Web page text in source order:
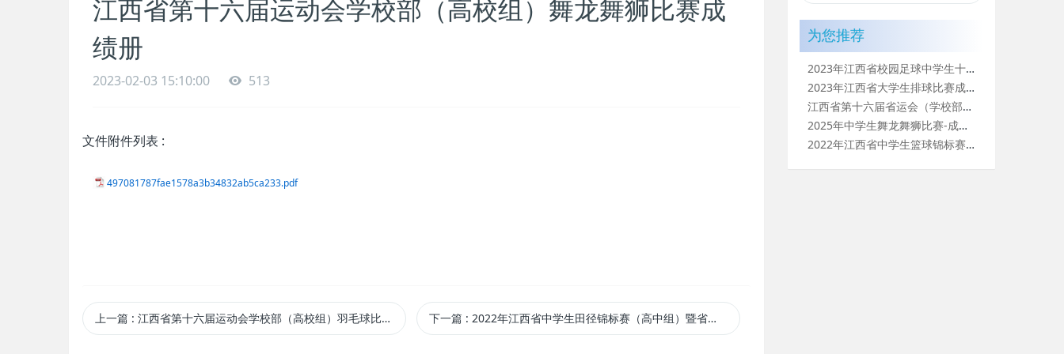
江西省第十六届运动会学校部（高校组）舞龙舞狮比赛成
绩册
2023-02-03 15:10:00 513
文件附件列表 :
497081787fae1578a3b34832ab5ca233.pdf
上一篇 : 江西省第十六届运动会学校部（高校组）羽毛球比赛成绩册 下一篇 : 2022年江西省中学生田径锦标赛（高中组）暨省体传校田径比赛成绩册
为您推荐
2023年江西省校园足球中学生十一人制足球锦标赛（高中组）成
2023年江西省大学生排球比赛成绩册
江西省第十六届省运会（学校部高校组）体育舞蹈比赛成绩册
2025年中学生舞龙舞狮比赛-成绩册
2022年江西省中学生篮球锦标赛（高中组）-成绩册